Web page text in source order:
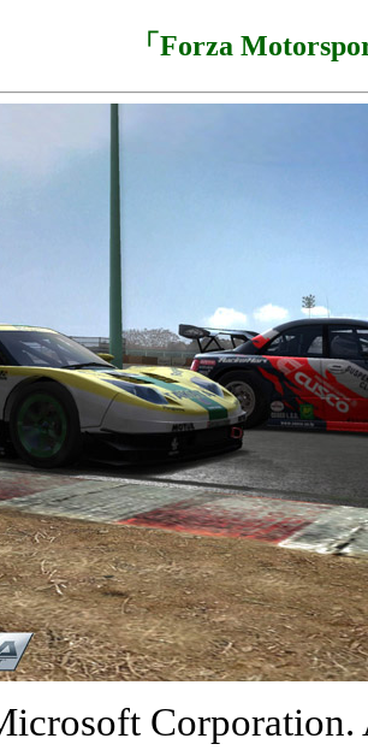
「Forza
Corporation.